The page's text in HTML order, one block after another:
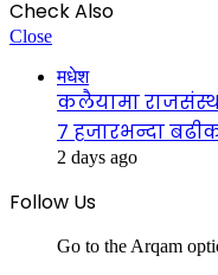
Check Also
Close
मधेश
कलैयामा
७ हजारभन्दा
2 days ago
Follow Us
Go to the Arqam